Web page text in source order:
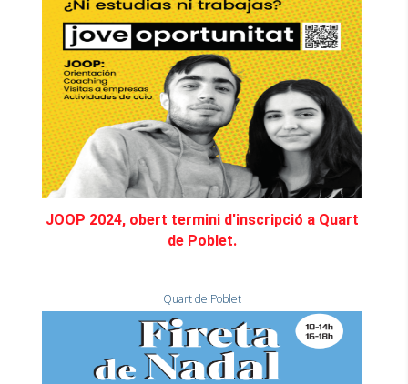
JOOP 2024, obert termini d'inscripció a Quart
de Poblet.
Quart de Poblet